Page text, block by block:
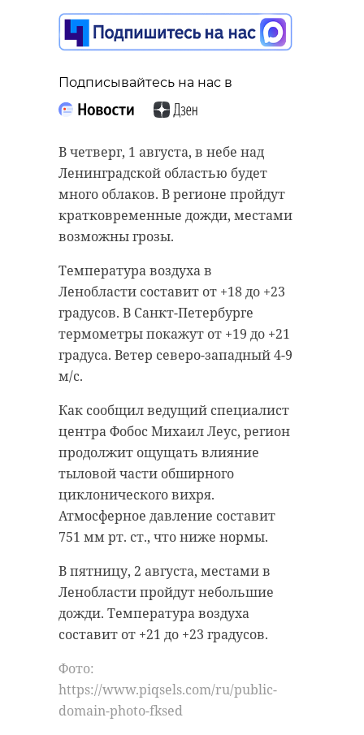
Подписывайтесь на нас в
В четверг, 1 августа, в небе над
Ленинградской областью будет
много облаков. В регионе пройдут
кратковременные дожди, местами
возможны грозы.
Температура воздуха в
Ленобласти составит от +18 до +23
градусов. В Санкт-Петербурге
термометры покажут от +19 до +21
градуса. Ветер северо-западный 4-9
м/с.
Как сообщил ведущий специалист
центра Фобос Михаил Леус, регион
продолжит ощущать влияние
тыловой части обширного
циклонического вихря.
Атмосферное давление составит
751 мм рт. ст., что ниже нормы.
В пятницу, 2 августа, местами в
Ленобласти пройдут небольшие
дожди. Температура воздуха
составит от +21 до +23 градусов.
Фото:
https://www.piqsels.com/ru/public-
domain-photo-fksed
канале был найден труп
неизвестной женщины. Тело в
купальнике вытащили из воды в
районе Шлиссельбурга
(Кировский район Ленинградской
Как рассказали очевидцы, труп
плыл по Новоладожскому каналу
со стороны Назии. Тело нашли
вблизи лодочной станции, -
сообщил источник 47channel.
На вид погибшей 60 лет. Внешних
признаков насильственной
смерти на теле женщины не
обнаружено. В настоящий момент
труп направлен в морг.
Обстоятельства смерти женщины
и ее личность устанавливаются.
С начала года в
водоемах
Ленобласти
утонули 44
человека
Подписывайтесь на нас в
В среду, 31 августа, Александр
Дрозденко пообщался с
гатчинским активом граждан. В
ходе встречи губернатор затронул
коммунальных отходов на
территории Ленинградской
области.
Александр Дрозденко назвал
приоритетной задачей
переработке ТКО и двух станций
мусоропереработки и сортировки.
Слова губернатора цитирует
издание Online47.
Александр Дрозденко также
рассказал о судьбе полигона
момент объект принимает отходы
только из Санкт-Петербурга. На
полигон не завозятся ТКО из
районов Ленобласти.
Регион по мере сил и
возможностей, а также в рамках
правовых полномочий пытается